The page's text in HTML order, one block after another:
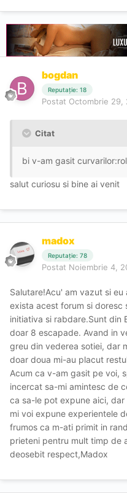
bogdan
Reputație: 18
Postat Octombrie 29,
Citat
bi v-am gasit
salut curiosu si bine ai venit
madox
Reputație: 78
Postat Noiembrie 4,
Salutare!Acu' am vazut si
exista acest forum si doresc
initiativa si rabdare.Sunt din
doar 8 escapade. Avand in
greu din vederea sotiei, dar
doar doua mi-au placut
Acum ca v-am gasit pe voi,
incercat sa-mi amintesc de
ca sa-le pot expune aici,
mi voi expune experientele
frumos ca m-ati primit in
prieteni pentru mult timp de
deosebit respect,Madox